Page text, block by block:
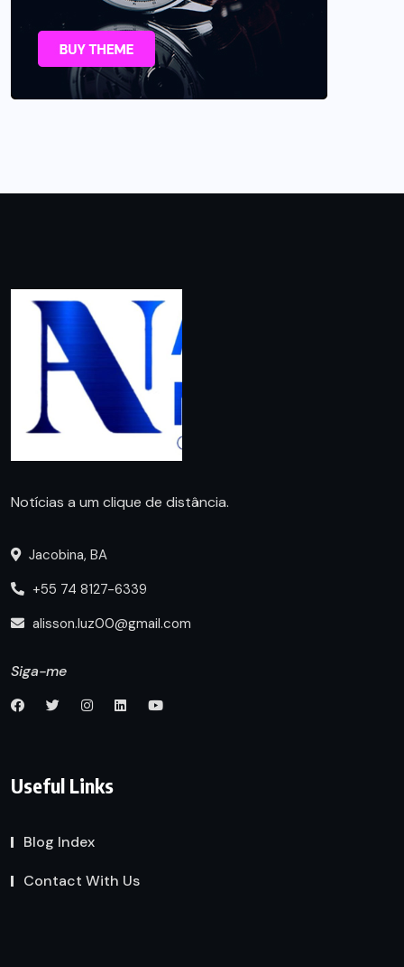
Notícias a um clique de distância.
Jacobina, BA
+55 74 8127-6339
alisson.luz00@gmail.com
Siga-me
Useful Links
Blog Index
Contact With Us